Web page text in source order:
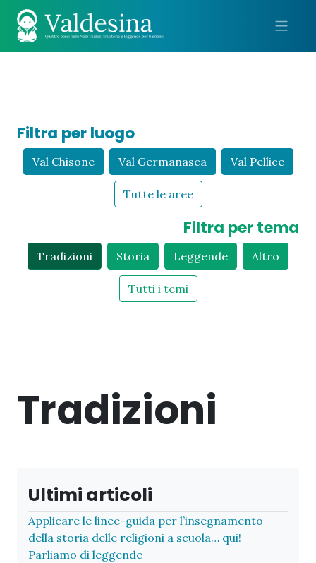
Filtra per luogo
Val Chisone Val Germanasca Val Pellice
Tutte le aree
Filtra per tema
Tradizioni Storia Leggende Altro
Tutti i temi
Tradizioni
Ultimi articoli
Applicare le linee-guida per l’insegnamento
della storia delle religioni a scuola… qui!
Parliamo di leggende